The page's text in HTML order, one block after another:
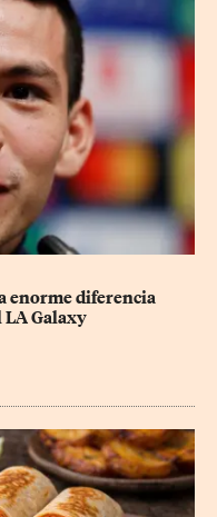
enorme diferencia
LA Galaxy